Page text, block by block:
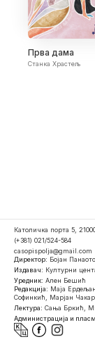
Прва дама
Станка Храстељ
Католичка порта 5,
(+381) 021/524-584
casopispolja@gmail.com
Директор: Бојан
Издавач: Културни
Уредник: Ален Бешић
Редакција: Маја
Софинкић, Марјан
Лектура: Сања Бркић,
Администрација и